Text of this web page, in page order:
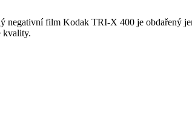
negativní film Kodak TRI-X 400 je obdařený
kvality.